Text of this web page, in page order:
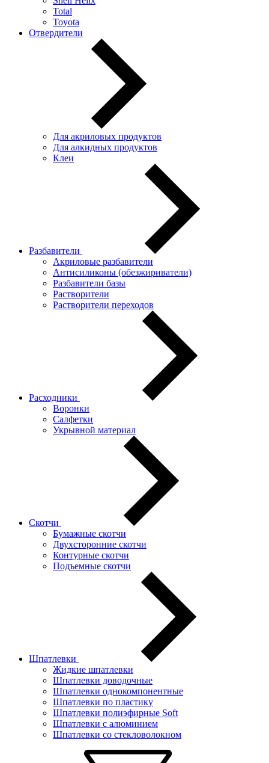
Total
Toyota
Отвердители
Для акриловых продуктов
Для алкидных продуктов
Клеи
Разбавители
Акриловые разбавители
Антисиликоны (обезжириватели)
Разбавители базы
Растворители
Растворители переходов
Расходники
Воронки
Салфетки
Укрывной материал
Скотчи
Бумажные скотчи
Двухсторонние скотчи
Контурные скотчи
Подъемные скотчи
Шпатлевки
Жидкие шпатлевки
Шпатлевки доводочные
Шпатлевки однокомпонентные
Шпатлевки по пластику
Шпатлевки полиэфирные Soft
Шпатлевки с алюминием
Шпатлевки со стекловолокном